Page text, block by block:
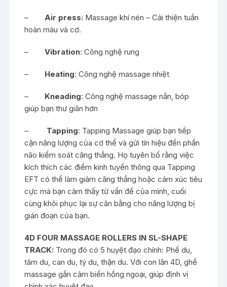
–Air press: Massage khí nén – Cải thiện tuần
hoàn máu và cơ.
–Vibration: Công nghệ rung
– Heating: Công nghệ massage nhiệt
– Kneading: Công nghệ massage nắn, bóp
giúp bạn thư giãn hơn
– Tapping: Tapping Massage giúp bạn tiếp
cận năng lượng của cơ thể và gửi tín hiệu đến phần
não kiểm soát căng thẳng. Họ tuyên bố rằng việc
kích thích các điểm kinh tuyến thông qua Tapping
EFT có thể làm giảm căng thẳng hoặc cảm xúc tiêu
cực mà bạn cảm thấy từ vấn đề của mình, cuối
cùng khôi phục lại sự cân bằng cho năng lượng bị
gián đoạn của bạn.
4D FOUR MASSAGE ROLLERS IN SL-SHAPE
TRACK: Trong đó có 5 huyệt đạo chính: Phế du,
tâm du, can du, tý du, thận du. Với con lăn 4D, ghế
massage gắn cảm biến hồng ngoại, giúp định vị